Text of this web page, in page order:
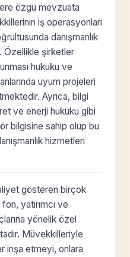
özgü mevzuata
iş operasyonları
danışmanlık
Özellikle şirketler
hukuku ve
uyum projeleri
Ayrıca, bilgi
ve enerji hukuku gibi
bilgisine sahip olup bu
hizmetleri
gösteren birçok
yatırımcı ve
yönelik özel
Müvekkilleriyle
inşa etmeyi, onlara